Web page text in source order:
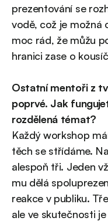
prezentování se
vodě, což je možná
moc rád, že můžu
hranici zase o
Ostatní mentoři z
poprvé. Jak
rozdělená témat?
Každý workshop
těch se střídáme.
alespoň tři. Jeden
mu dělá
reakce v publiku.
ale ve skutečnosti